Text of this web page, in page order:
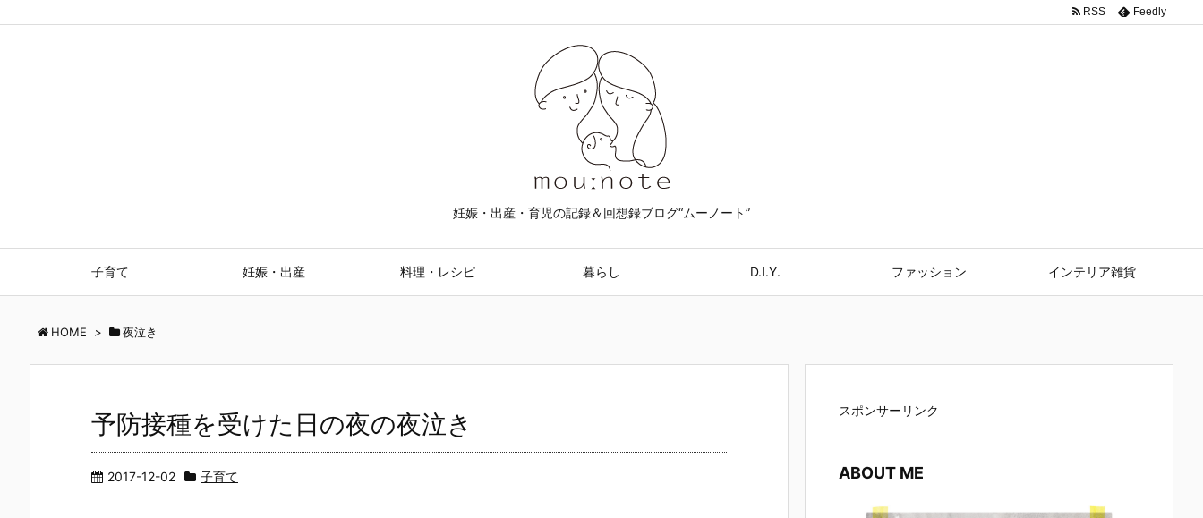
妊娠・出産・育児の記録＆回想録ブログ“ムーノート”
子育て 妊娠・出産 料理・レシピ 暮らし D.I.Y. ファッション インテリア雑貨
RSS Feedly
HOME > 夜泣き
予防接種を受けた日の夜の夜泣き
2017-12-02 子育て
スポンサーリンク
ABOUT ME